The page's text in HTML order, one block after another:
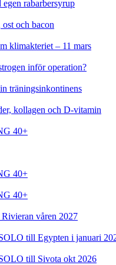
rabarbersyrup
och bacon
klimakteriet – 11 mars
inför operation?
träningsinkontinens
kollagen och D-vitamin
40+
40+
40+
våren 2027
till Egypten i januari
till Sivota okt 2026